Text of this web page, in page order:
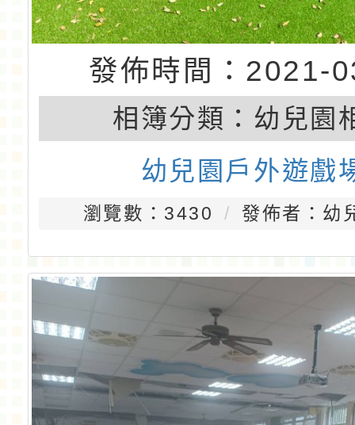
發佈時間：2021-
相簿分類： 幼兒園
幼兒園戶外遊戲
瀏覽數：3430 發佈者：幼